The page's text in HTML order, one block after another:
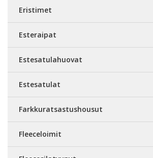
Eristimet
Esteraipat
Estesatulahuovat
Estesatulat
Farkkuratsastushousut
Fleeceloimit